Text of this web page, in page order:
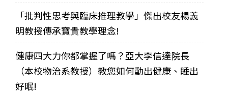
「批判性思考與臨床推理教學」傑出校友楊義
明教授傳承寶貴教學理念!
健康四大力你都掌握了嗎？亞大李信達院長
（本校物治系教授）教您如何動出健康、睡出
好眠!